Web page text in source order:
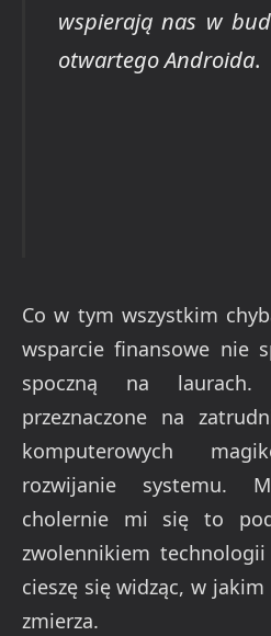
wspierają nas w
otwartego Androida.
Co w tym wszystkim
wsparcie finansowe nie
spoczną na laurach.
przeznaczone na
komputerowych
rozwijanie systemu.
cholernie mi się to
zwolennikiem technologii
cieszę się widząc, w
zmierza.